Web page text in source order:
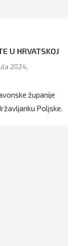
U HRVATSKOJ
2024,
županije
Poljske.